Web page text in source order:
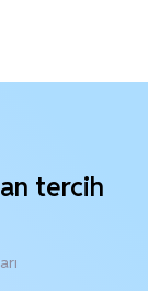
tercih